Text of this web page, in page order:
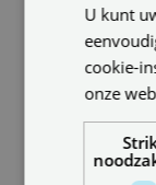
Andere
Licht heb je
U kunt
cookie-
onze